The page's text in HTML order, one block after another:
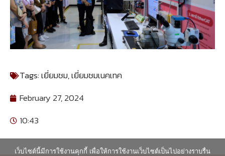
Tags:เยี่ยมชม,เยี่ยมชมเนคเทค
February 27, 2024
10:43
เว็บไซต์นี้มีการใช้งานคุกกี้ เพื่อให้การใช้งานเว็บไซต์เป็นไปอย่างราบรื่น